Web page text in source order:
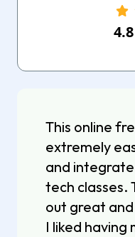
4.8
This online
extremely
and
tech classes.
out great
I liked having